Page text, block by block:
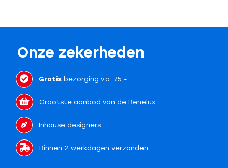
Onze zekerheden
Gratisbezorging v.a. 75,-
Grootste aanbod van de Benelux
Inhouse designers
Binnen 2 werkdagen verzonden